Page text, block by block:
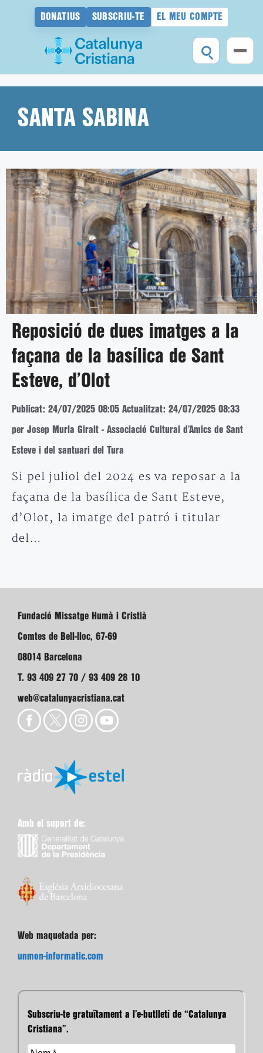
DONATIUS SUBSCRIU-TE EL MEU COMPTE
contingutSANTA SABINA
Reposició de dues imatges a la
façana de la basílica de Sant
Esteve, d’Olot
Publicat: 24/07/2025 08:05 Actualitzat: 24/07/2025 08:33
per Josep Murla Giralt - Associació Cultural d’Amics de Sant
Esteve i del santuari del Tura
Si pel juliol del 2024 es va reposar a la
façana de la basílica de Sant Esteve,
d’Olot, la imatge del patró i titular
del…
Fundació Missatge Humà i Cristià
Comtes de Bell-lloc, 67-69
08014 Barcelona
T. 93 409 27 70 / 93 409 28 10
web@catalunyacristiana.cat
Amb el suport de:
Web maquetada per:
unmon-informatic.com
Subscriu-te gratuïtament a l’e-butlletí de “Catalunya
Cristiana”.